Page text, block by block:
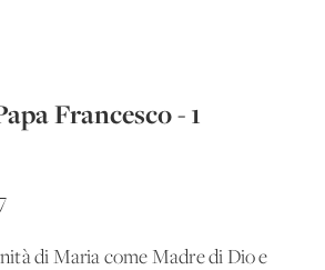
Francesco - 1
di Maria come Madre di Dio e